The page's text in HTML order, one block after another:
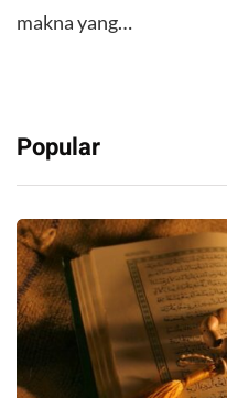
makna yang…
Popular